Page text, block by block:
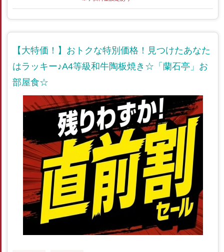
【大特価！】おトクな特別価格！見つけたあなた
はラッキー♪A4等級和牛陶板焼き☆「蘭石亭」お
部屋食☆